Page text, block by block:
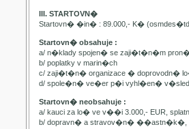
III. STARTOVN�
Startovn� �in� : 89.000,- K�
Startovn� obsahuje :
a/ n�klady spojen� se zaji�t�n�m
b/ poplatky v marin�ch
c/ zaji�t�n� organizace � doprovodn�
d/ spole�n� ve�er p�i vyhl�en�
Startovn� neobsahuje :
a/ kauci za lo� ve v��i 3.000,- EUR,
b/ dopravn� a stravov�n� ��astn�k�,